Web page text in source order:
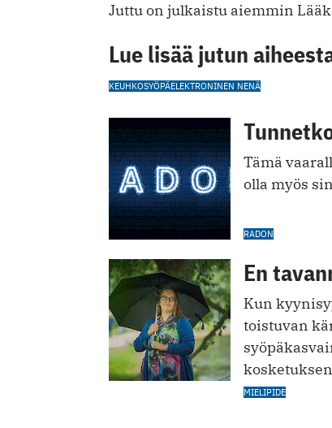
Juttu on julkaistu aiemmin
Lue lisää jutun
KEUHKOSYÖPÄELEKTRONINEN NENÄ
Tämä
olla myös
RADON
En
Kun
toistuvan
MIELIPIDE